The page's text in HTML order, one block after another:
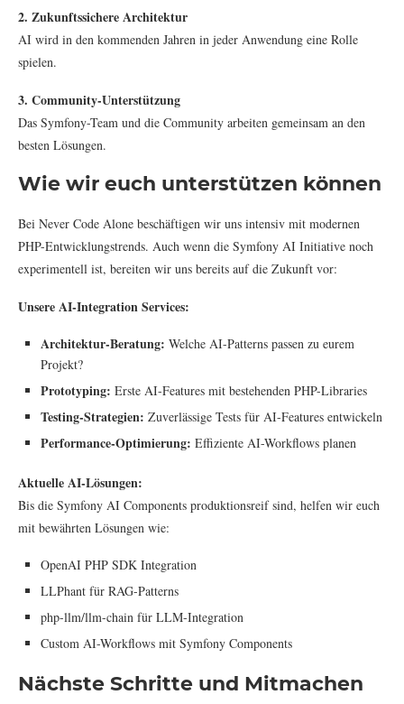
2. Zukunftssichere Architektur
AI wird in den kommenden Jahren in jeder Anwendung eine Rolle
spielen.
3. Community-Unterstützung
Das Symfony-Team und die Community arbeiten gemeinsam an den
besten Lösungen.
Wie wir euch unterstützen können
Bei Never Code Alone beschäftigen wir uns intensiv mit modernen
PHP-Entwicklungstrends. Auch wenn die Symfony AI Initiative noch
experimentell ist, bereiten wir uns bereits auf die Zukunft vor:
Unsere AI-Integration Services:
Architektur-Beratung: Welche AI-Patterns passen zu eurem
Projekt?
Prototyping: Erste AI-Features mit bestehenden PHP-Libraries
Testing-Strategien: Zuverlässige Tests für AI-Features entwickeln
Performance-Optimierung: Effiziente AI-Workflows planen
Aktuelle AI-Lösungen:
Bis die Symfony AI Components produktionsreif sind, helfen wir euch
mit bewährten Lösungen wie:
OpenAI PHP SDK Integration
LLPhant für RAG-Patterns
php-llm/llm-chain für LLM-Integration
Custom AI-Workflows mit Symfony Components
Nächste Schritte und Mitmachen